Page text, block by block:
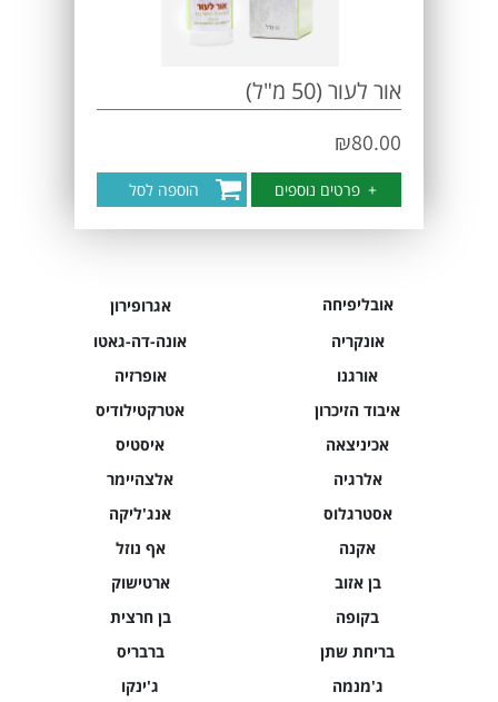
אגרופירון
אובליפיחה
אונה-דה-גאטו
אונקריה
אופרזיה
אורגנו
אטרקטילודיס
איבוד הזיכרון
איסטיס
אכיניצאה
אלצהיימר
אלרגיה
אנג'ליקה
אסטרגלוס
אף נוזל
אקנה
ארטישוק
בן אזוב
בן חרצית
בקופה
ברבריס
בריחת שתן
ג'ינקו
ג'מנמה
אור לעור (50 מ"ל)
₪80.00
+ פרטים נוספים הוספה לסל